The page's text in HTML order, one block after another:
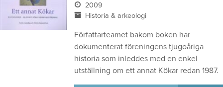
2009
Historia & arkeologi
Författarteamet bakom boken har
dokumenterat föreningens tjugoåriga
historia som inleddes med en enkel
utställning om ett annat Kökar redan 1987.